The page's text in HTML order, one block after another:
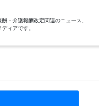
・介護報酬改定関連のニュース、
ィアです。